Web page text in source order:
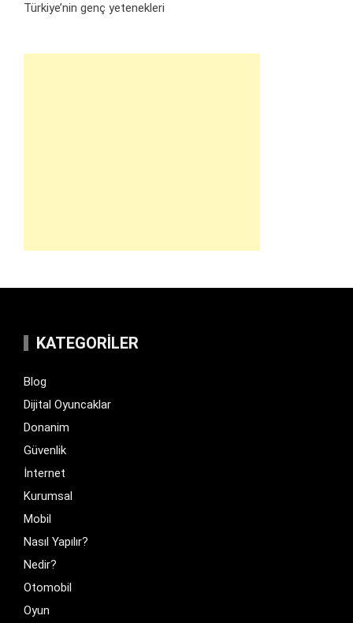
Türkiye’nin genç yetenekleri
KATEGORILER
Blog
Dijital Oyuncaklar
Donanim
Güvenlik
İnternet
Kurumsal
Mobil
Nasıl Yapılır?
Nedir?
Otomobil
Oyun